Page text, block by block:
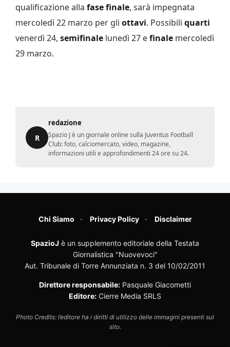
qualificazione alla fase finale, sarà impegnata
mercoledì 22 marzo per gli ottavi. Possibili quarti
venerdì 24, semifinale lunedì 27 efinale mercoledì
29 marzo.
R
redazione
Spazio J è un giornale online sulla Juventus Football
Club: foto, calciomercato, video, magazine,
informazioni utili e approfondimenti 24 ore su 24.
Chi Siamo Privacy Policy Disclaimer
SpazioJ è un supplemento editoriale della Testata
Giornalistica "Nuovevoci"
Aut. Tribunale di Torre Annunziata n. 3 del 10/02/2011
Direttore responsabile: Pasquale Giacometti
Editore: Cierre Media SRLS
Photo Credits: l’editore ha i diritti di utilizzo delle immagini presenti sul
sito.